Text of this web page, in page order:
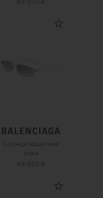
49 950 ₽
Солнцезащитные
очки
49 950 ₽